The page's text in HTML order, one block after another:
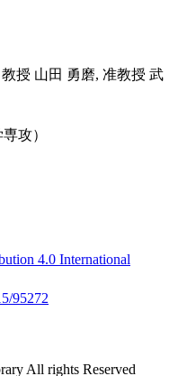
授 山田 勇磨, 准教授 武
攻）
4.0 International
95272
All rights Reserved